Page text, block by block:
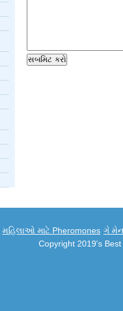
મહિલાઓ માટે Pheromones ગે મેન
Copyright 2019's